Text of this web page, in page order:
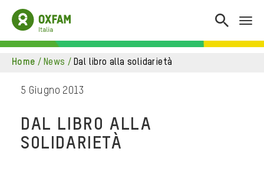
home / news / dal libro alla solidarietà
5 Giugno 2013
DAL LIBRO ALLA
SOLIDARIETÀ